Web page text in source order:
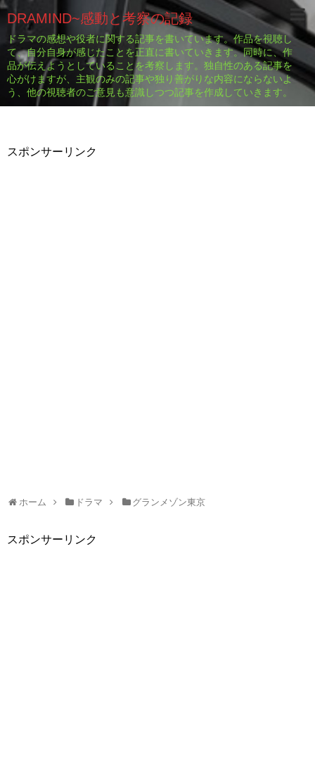
DRAMIND~感動と考察の記録
ドラマの感想や役者に関する記事を書いています。作品を視聴し
て、自分自身が感じたことを正直に書いていきます。同時に、作
品が伝えようとしていることを考察します。独自性のある記事を
心がけますが、主観のみの記事や独り善がりな内容にならないよ
う、他の視聴者のご意見も意識しつつ記事を作成していきます。
スポンサーリンク
ホーム ドラマ グランメゾン東京
スポンサーリンク